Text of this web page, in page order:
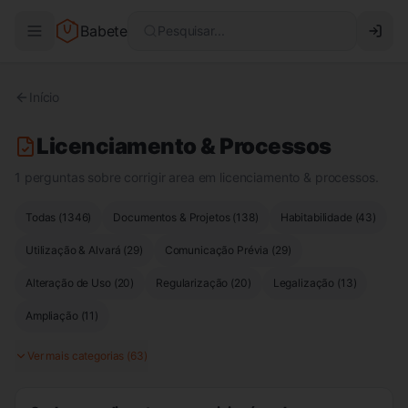
Babete Pesquisar...
Início
Licenciamento & Processos
1 perguntas sobre corrigir area em licenciamento & processos.
Todas (1346) Documentos & Projetos (138) Habitabilidade (43)
Utilização & Alvará (29) Comunicação Prévia (29)
Alteração de Uso (20) Regularização (20) Legalização (13)
Ampliação (11 )
Ver mais categorias (63)